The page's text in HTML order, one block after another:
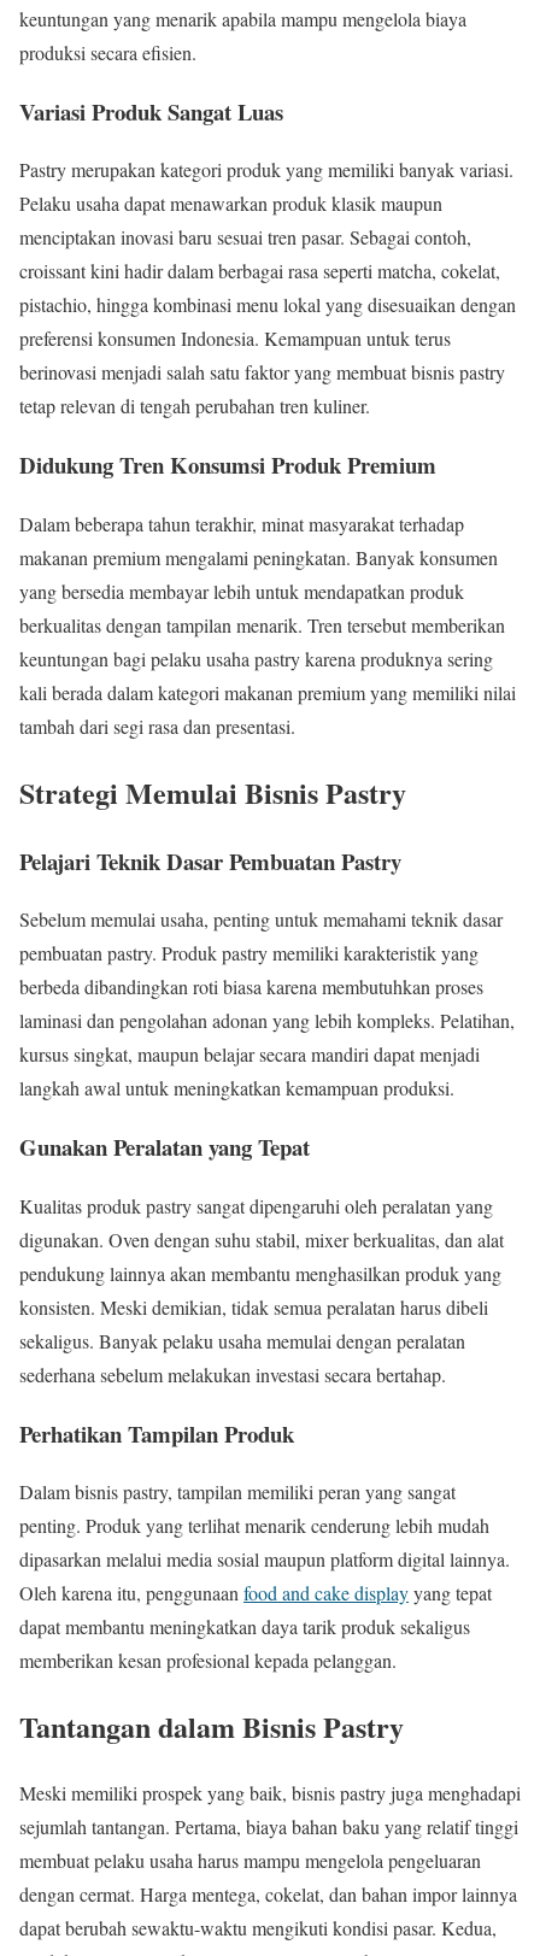
keuntungan yang menarik apabila mampu mengelola biaya
produksi secara efisien.
Variasi Produk Sangat Luas
Pastry merupakan kategori produk yang memiliki banyak variasi.
Pelaku usaha dapat menawarkan produk klasik maupun
menciptakan inovasi baru sesuai tren pasar. Sebagai contoh,
croissant kini hadir dalam berbagai rasa seperti matcha, cokelat,
pistachio, hingga kombinasi menu lokal yang disesuaikan dengan
preferensi konsumen Indonesia. Kemampuan untuk terus
berinovasi menjadi salah satu faktor yang membuat bisnis pastry
tetap relevan di tengah perubahan tren kuliner.
Didukung Tren Konsumsi Produk Premium
Dalam beberapa tahun terakhir, minat masyarakat terhadap
makanan premium mengalami peningkatan. Banyak konsumen
yang bersedia membayar lebih untuk mendapatkan produk
berkualitas dengan tampilan menarik. Tren tersebut memberikan
keuntungan bagi pelaku usaha pastry karena produknya sering
kali berada dalam kategori makanan premium yang memiliki nilai
tambah dari segi rasa dan presentasi.
Strategi Memulai Bisnis Pastry
Pelajari Teknik Dasar Pembuatan Pastry
Sebelum memulai usaha, penting untuk memahami teknik dasar
pembuatan pastry. Produk pastry memiliki karakteristik yang
berbeda dibandingkan roti biasa karena membutuhkan proses
laminasi dan pengolahan adonan yang lebih kompleks. Pelatihan,
kursus singkat, maupun belajar secara mandiri dapat menjadi
langkah awal untuk meningkatkan kemampuan produksi.
Gunakan Peralatan yang Tepat
Kualitas produk pastry sangat dipengaruhi oleh peralatan yang
digunakan. Oven dengan suhu stabil, mixer berkualitas, dan alat
pendukung lainnya akan membantu menghasilkan produk yang
konsisten. Meski demikian, tidak semua peralatan harus dibeli
sekaligus. Banyak pelaku usaha memulai dengan peralatan
sederhana sebelum melakukan investasi secara bertahap.
Perhatikan Tampilan Produk
Dalam bisnis pastry, tampilan memiliki peran yang sangat
penting. Produk yang terlihat menarik cenderung lebih mudah
dipasarkan melalui media sosial maupun platform digital lainnya.
Oleh karena itu, penggunaanfood and cake displayyang tepat
dapat membantu meningkatkan daya tarik produk sekaligus
memberikan kesan profesional kepada pelanggan.
Tantangan dalam Bisnis Pastry
Meski memiliki prospek yang baik, bisnis pastry juga menghadapi
sejumlah tantangan. Pertama, biaya bahan baku yang relatif tinggi
membuat pelaku usaha harus mampu mengelola pengeluaran
dengan cermat. Harga mentega, cokelat, dan bahan impor lainnya
dapat berubah sewaktu-waktu mengikuti kondisi pasar. Kedua,